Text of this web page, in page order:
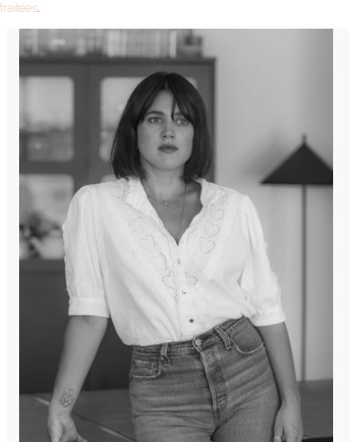
traitées.